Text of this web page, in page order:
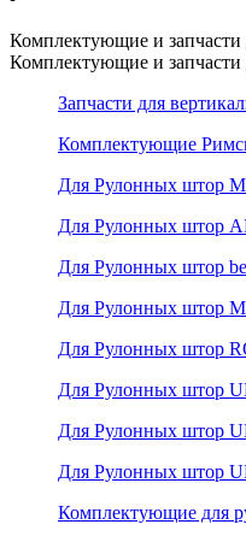
Комплектующие и
Комплектующие и
Запчасти для
Комплектующие
Для Рулонных штор
Для Рулонных штор
Для Рулонных штор
Для Рулонных штор
Для Рулонных штор
Для Рулонных штор
Для Рулонных штор
Для Рулонных штор
Комплектующие для